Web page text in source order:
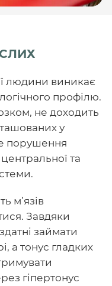
людини виникає
профілю.
не доходить
у
порушення
та
м’язів
Завдяки
займати
а тонус гладких
гіпертонус